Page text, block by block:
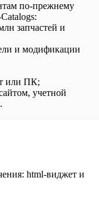
по-прежнему
запчастей и
и модификации
или ПК;
учетной
html-виджет и